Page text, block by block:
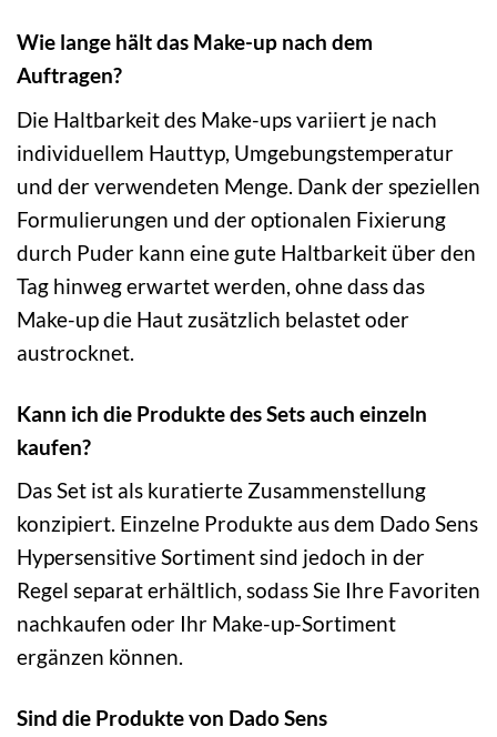
Wie lange hält das Make-up nach dem
Auftragen?
Die Haltbarkeit des Make-ups variiert je nach
individuellem Hauttyp, Umgebungstemperatur
und der verwendeten Menge. Dank der speziellen
Formulierungen und der optionalen Fixierung
durch Puder kann eine gute Haltbarkeit über den
Tag hinweg erwartet werden, ohne dass das
Make-up die Haut zusätzlich belastet oder
austrocknet.
Kann ich die Produkte des Sets auch einzeln
kaufen?
Das Set ist als kuratierte Zusammenstellung
konzipiert. Einzelne Produkte aus dem Dado Sens
Hypersensitive Sortiment sind jedoch in der
Regel separat erhältlich, sodass Sie Ihre Favoriten
nachkaufen oder Ihr Make-up-Sortiment
ergänzen können.
Sind die Produkte von Dado Sens